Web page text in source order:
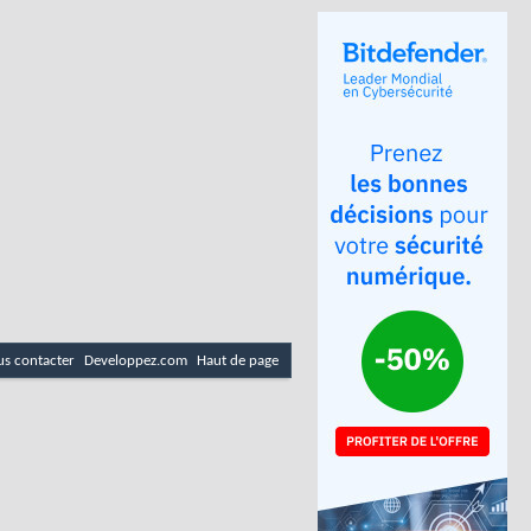
contacter Developpez.com Haut de page